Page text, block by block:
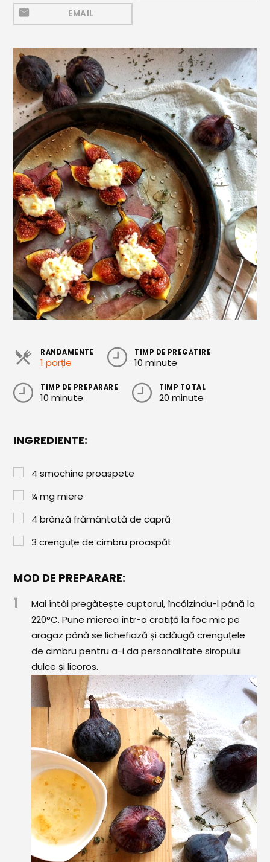
Brioșe și Checuri
Budinci, Jeleuri și Sufleuri
Cheesecake
Cozonaci
Deserturi Sănătoase
Plăcinte, Tarte și Rulade
Prăjituri
Torturi
Conserve
Dulceață / Gem
Sirop / Compot
Sosuri și Condimente
Garnituri
Pâine
Paste & Risotto
Patiserie
Aluaturi Dulci
Aluaturi Sărate
Rețete cu Carne
Rețete Vegetariene
Salate
Sandwichuri și Wraps
Supe și Ciorbe
Rețete Video
Comunitatea
iCooking
Librărie
Adaugă o rețetă
Cum adăugăm o rețetă
Regulament de postare
CONCURS
EMAIL
RANDAMENTE
1 porție
TIMP DE PREGĂTIRE
10 minute
TIMP DE PREPARARE
10 minute
TIMP TOTAL
20 minute
INGREDIENTE:
4 smochine proaspete
¼ mg miere
4 brânză frământată de capră
3 crenguțe de cimbru proaspăt
MOD DE PREPARARE:
1
Mai întâi pregătește cuptorul, încălzindu-l până la
220°C. Pune mierea într-o cratiță la foc mic pe
aragaz până se lichefiază și adăugă crenguțele
de cimbru pentru a-i da personalitate siropului
dulce și licoros.